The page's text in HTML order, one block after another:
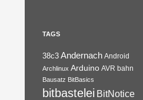
TAGS
38c3 Andernach Android
Archlinux Arduino AVR bahn
Bausatz BitBasics
bitbastelei BitNotice